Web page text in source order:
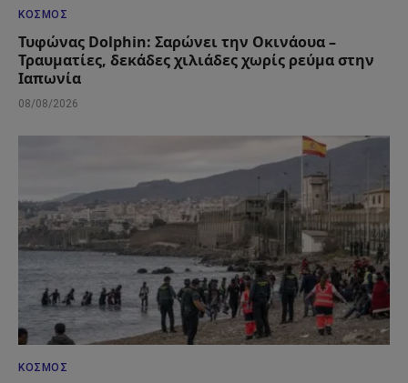
ΚΌΣΜΟΣ
Τυφώνας Dolphin: Σαρώνει την Οκινάουα –
Τραυματίες, δεκάδες χιλιάδες χωρίς ρεύμα στην
Ιαπωνία
08/08/2026
ΚΌΣΜΟΣ